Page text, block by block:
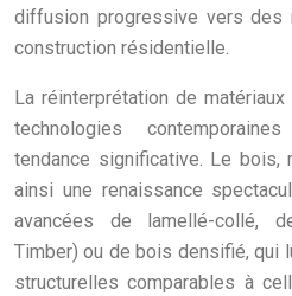
diffusion progressive vers des
construction résidentielle.
La réinterprétation de
technologies
tendance significative. Le bois,
ainsi une renaissance
avancées de lamellé-collé,
Timber) ou de bois densifié, qui
structurelles comparables à